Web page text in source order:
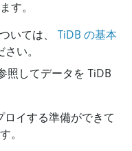
す。
いては、 TiDB の基本
い。
照してデータを TiDB
イする準備ができて
。